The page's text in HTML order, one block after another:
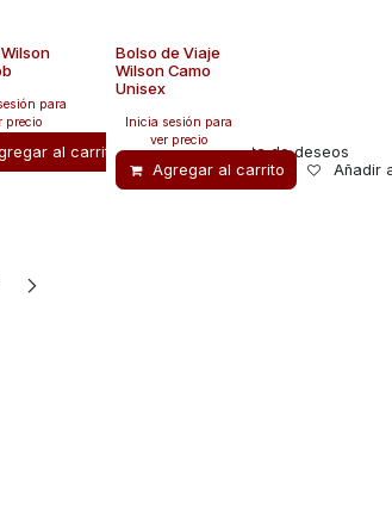
Añadir a lista de deseos
para
precio
al carrito Añadir a lista de deseos
Bolso de Viaje
Wilson Camo
Unisex
Inicia sesión para
ver precio
Agregar al carrito Añadir